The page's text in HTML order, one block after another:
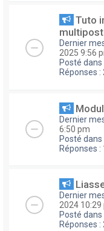
Tuto
Dernier
2025 9:56
Posté dans
Réponses :
Dernier
6:50 pm
Posté dans
Réponses :
Dernier
2024 10:29
Posté dans
Réponses :